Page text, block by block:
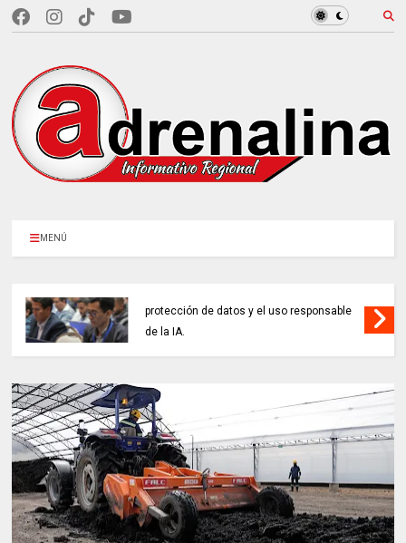
MENÚ
protección de datos y el uso responsable
de la IA.